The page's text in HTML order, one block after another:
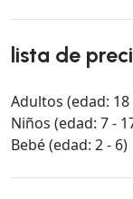
lista de
Adultos (edad: 18
Niños (edad: 7 -
Bebé (edad: 2 - 6)